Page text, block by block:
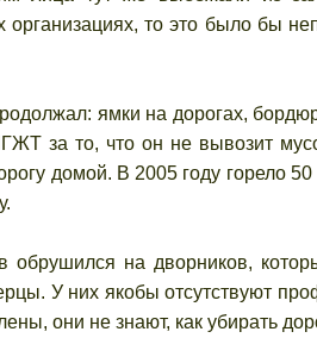
организациях, то это было бы
ямки на дорогах,
за то, что он не вывозит
домой. В 2005 году горело
обрушился на дворников,
У них якобы отсутствуют
они не знают, как убирать